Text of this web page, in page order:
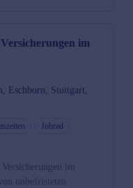
im
Eschborn, Stuttgart,
Jobrad
im
unbefristeten